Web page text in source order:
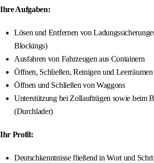
Ihre Aufgaben:
Lösen und Entfernen von
Blockings)
Ausfahren von Fahrzeugen aus Containern
Öffnen, Schließen, Reinigen und
Öffnen und Schließen von Waggons
Unterstützung bei Zollaufträgen sowie beim
(Durchlader)
Ihr Profil:
Deutschkenntnisse fließend in Wort und